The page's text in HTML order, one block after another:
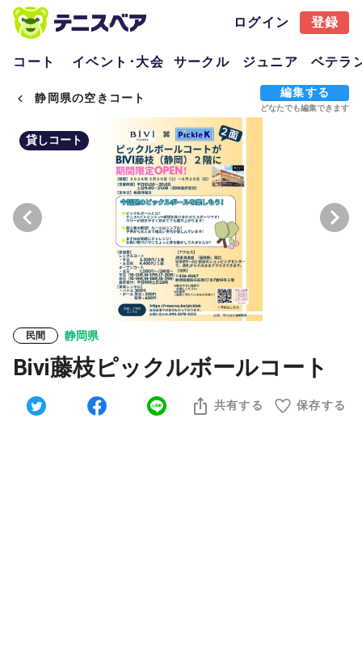
ログイン 登録
コート イベント･大会 サークル ジュニア ベテラ
静岡県の空きコート 編集する
どなたでも編集できます
貸しコート
民間 静岡県
Bivi藤枝ピックルボールコート
共有する 保存する